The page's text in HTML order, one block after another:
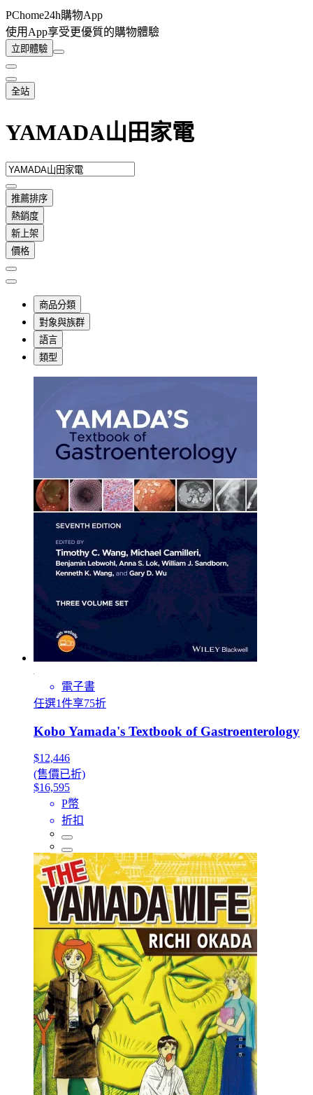
PChome24h購物App
使用App享受更優質的購物體驗
立即體驗
全站
YAMADA山田家電
推薦排序
熱銷度
新上架
價格
商品分類
對象與族群
語言
類型
電子書
任選1件享75折
Kobo Yamada's Textbook of Gastroenterology
$12,446
(售價已折)
$16,595
P幣
折扣